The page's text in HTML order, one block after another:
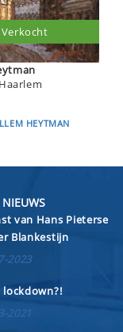
Heytman
Verkocht
HEYTMAN
NIEUWS
van Hans Pieterse
Blankestijn
2023
lockdown?!
2021